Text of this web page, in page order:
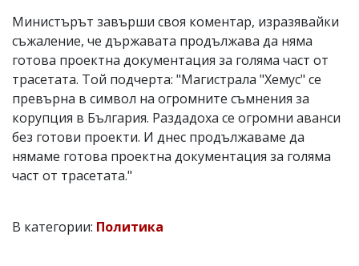
Министърът завърши своя коментар, изразявайки
съжаление, че държавата продължава да няма
готова проектна документация за голяма част от
трасетата. Той подчерта: "Магистрала "Хемус" се
превърна в символ на огромните съмнения за
корупция в България. Раздадоха се огромни аванси
без готови проекти. И днес продължаваме да
нямаме готова проектна документация за голяма
част от трасетата."
В категории: Политика